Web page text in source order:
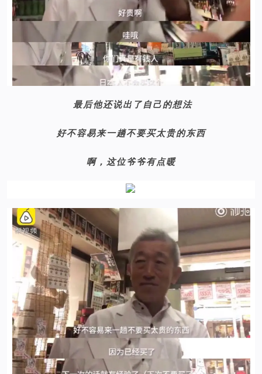
最后他还说出了自己的想法
好不容易来一趟不要买太贵的东西
啊，这位爷爷有点暖